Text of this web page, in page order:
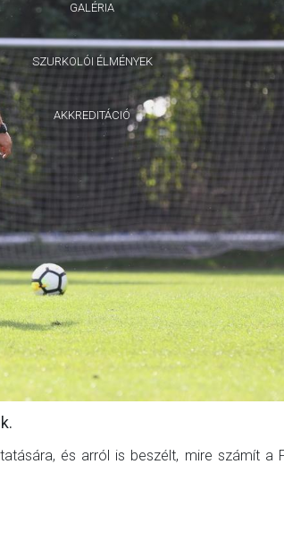
GALÉRIA
SZURKOLÓI ÉLMÉNYEK
AKKREDITÁCIÓ
és arról is beszélt, mire számít a